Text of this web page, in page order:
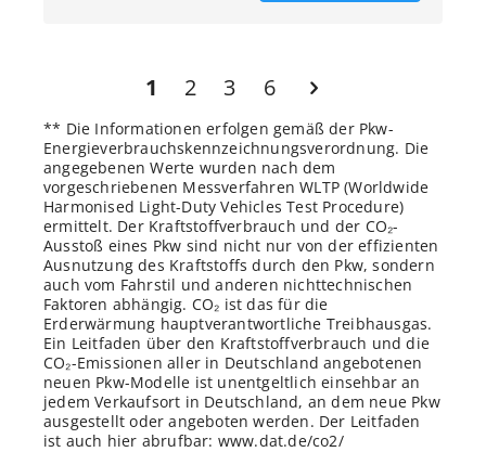
1 2 3 6
** Die Informationen erfolgen gemäß der Pkw-
Energieverbrauchskennzeichnungsverordnung. Die
angegebenen Werte wurden nach dem
vorgeschriebenen Messverfahren WLTP (Worldwide
Harmonised Light-Duty Vehicles Test Procedure)
ermittelt. Der Kraftstoffverbrauch und der CO₂-
Ausstoß eines Pkw sind nicht nur von der effizienten
Ausnutzung des Kraftstoffs durch den Pkw, sondern
auch vom Fahrstil und anderen nichttechnischen
Faktoren abhängig. CO₂ ist das für die
Erderwärmung hauptverantwortliche Treibhausgas.
Ein Leitfaden über den Kraftstoffverbrauch und die
CO₂-Emissionen aller in Deutschland angebotenen
neuen Pkw-Modelle ist unentgeltlich einsehbar an
jedem Verkaufsort in Deutschland, an dem neue Pkw
ausgestellt oder angeboten werden. Der Leitfaden
ist auch hier abrufbar: www.dat.de/co2/